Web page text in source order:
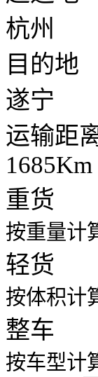
杭州
目的地
遂宁
运输距
1685Km
重货
按重量计
轻货
按体积计
整车
按车型计